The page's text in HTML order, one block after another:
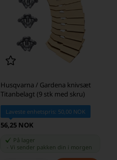
Husqvarna / Gardena knivsæt
Titanbelagt (9 stk med skru)
Laveste enhetspris: 50,00 NOK
56,25 NOK
På lager
Vi sender pakken din i morgen